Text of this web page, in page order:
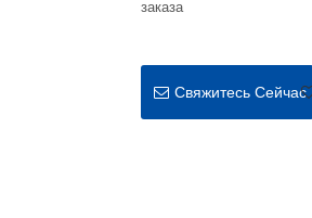
заказа
Свяжитесь Сейчас